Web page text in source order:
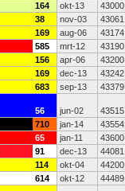
164 okt-13 43000
38 nov-03 43061
169 aug-06 43174
585 mrt-12 43190
156 apr-06 43200
169 dec-13 43242
683 sep-13 43379
56 jun-02 43515
710 jan-14 43554
65 jan-11 43600
91 dec-13 44081
114 okt-04 44200
614 okt-12 44489